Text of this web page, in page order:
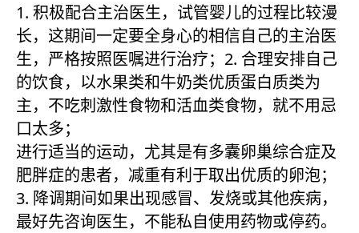
1. 积极配合主治医生，试管婴儿的过程比较漫
长，这期间一定要全身心的相信自己的主治医
生，严格按照医嘱进行治疗；2. 合理安排自己
的饮食，以水果类和牛奶类优质蛋白质类为
主，不吃刺激性食物和活血类食物，就不用忌
口太多；
进行适当的运动，尤其是有多囊卵巢综合症及
肥胖症的患者，减重有利于取出优质的卵泡；
3. 降调期间如果出现感冒、发烧或其他疾病，
最好先咨询医生，不能私自使用药物或停药。